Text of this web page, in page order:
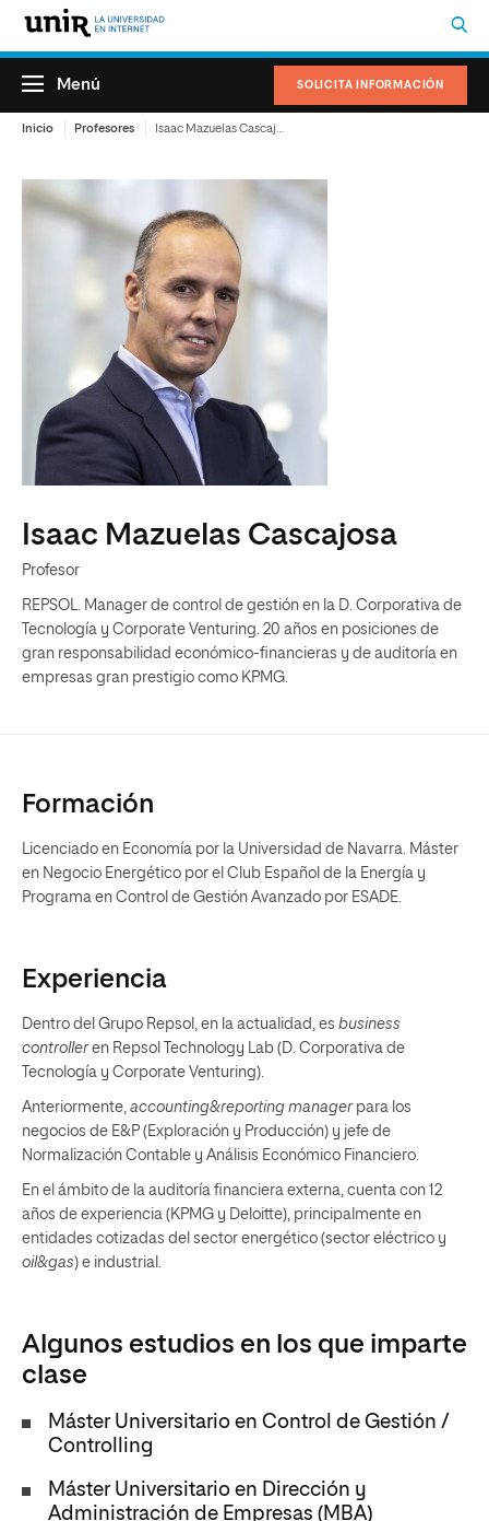
SOLICITA INFORMACIÓN
Menú
Inicio Profesores
Isaac Mazuelas Cascajosa
Profesor
REPSOL. Manager de control de gestión en la D. Corporativa de
Tecnología y Corporate Venturing. 20 años en posiciones de
gran responsabilidad económico-financieras y de auditoría en
empresas gran prestigio como KPMG.
Formación
Licenciado en Economía por la Universidad de Navarra. Máster
en Negocio Energético por el Club Español de la Energía y
Programa en Control de Gestión Avanzado por ESADE.
Experiencia
Dentro del Grupo Repsol, en la actualidad, es business
controlleren Repsol Technology Lab (D. Corporativa de
Tecnología y Corporate Venturing).
Anteriormente, accounting&reporting managerpara los
negocios de E&P (Exploración y Producción) y jefe de
Normalización Contable y Análisis Económico Financiero.
En el ámbito de la auditoría financiera externa, cuenta con 12
años de experiencia (KPMG y Deloitte), principalmente en
entidades cotizadas del sector energético (sector eléctrico y
oil&gas) e industrial.
Algunos estudios en los que imparte
clase
Máster Universitario en Control de Gestión /
Controlling
Máster Universitario en Dirección y
Administración de Empresas (MBA)